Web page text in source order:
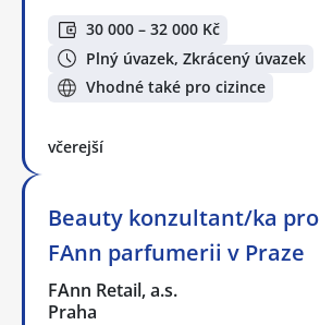
30 000 – 32 000 Kč
Plný úvazek, Zkrácený úvazek
Vhodné také pro cizince
včerejší
Beauty konzultant/ka pro
FAnn parfumerii v Praze
FAnn Retail, a.s.
Praha